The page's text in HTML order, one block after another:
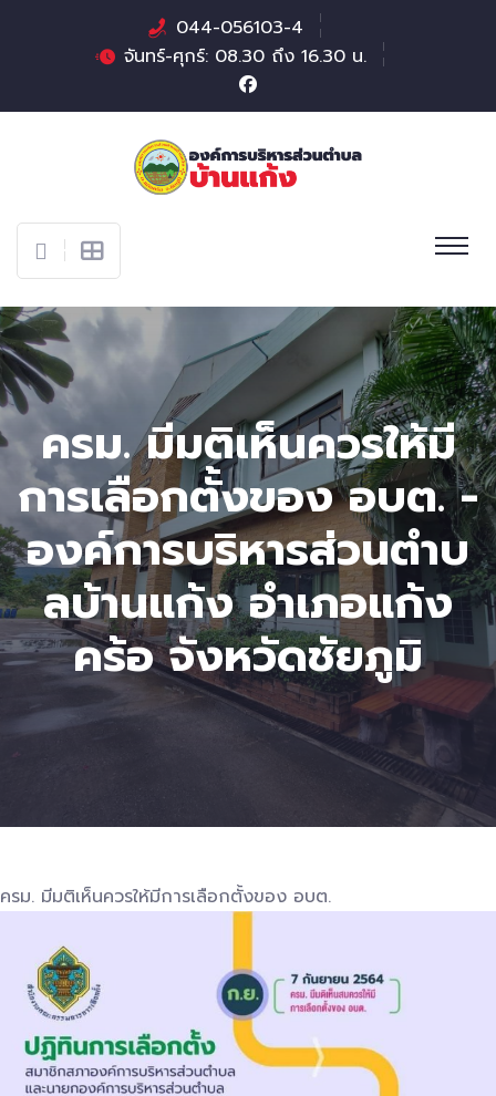
044-056103-4
จันทร์-ศุกร์: 08.30 ถึง 16.30 น.
ครม. มีมติเห็นควรให้มี
การเลือกตั้งของ อบต. -
องค์การบริหารส่วนตําบ
ลบ้านแก้ง อำเภอแก้ง
คร้อ จังหวัดชัยภูมิ
ครม. มีมติเห็นควรให้มีการเลือกตั้งของ อบต.